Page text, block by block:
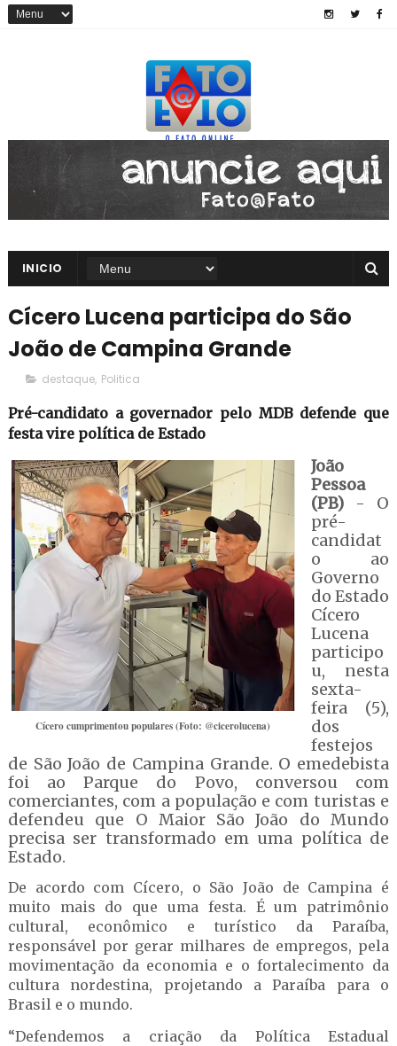
INICIO
Cícero Lucena participa do São
João de Campina Grande
destaque, Politica
Pré-candidato a governador pelo MDB defende que
festa vire política de Estado
Cícero cumprimentou populares (Foto: @cicerolucena)
João
Pessoa
(PB)- O
pré-
candidat
o ao
Governo
do Estado
Cícero
Lucena
participo
u, nesta
sexta-
feira (5),
dos
festejos
de São João de Campina Grande. O emedebista
foi ao Parque do Povo, conversou com
comerciantes, com a população e com turistas e
defendeu que O Maior São João do Mundo
precisa ser transformado em uma política de
Estado.
De acordo com Cícero, o São João de Campina é
muito mais do que uma festa. É um patrimônio
cultural, econômico e turístico da Paraíba,
responsável por gerar milhares de empregos, pela
movimentação da economia e o fortalecimento da
cultura nordestina, projetando a Paraíba para o
Brasil e o mundo.
“Defendemos a criação da Política Estadual